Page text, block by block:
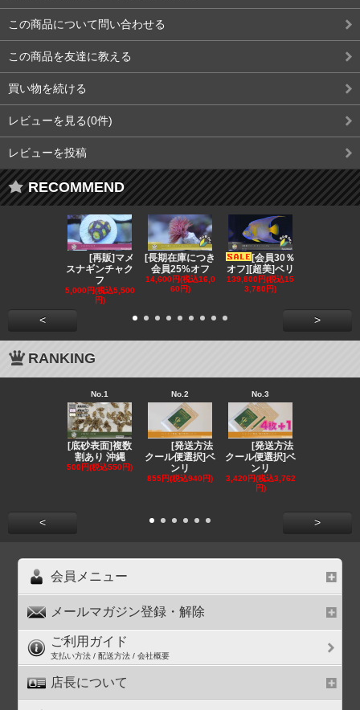
この商品について問い合わせる
この商品を友達に教える
買い物を続ける
レビューを見る(0件)
レビューを投稿
RECOMMEND
[再販]マメ
スナギンチャク
フ
5,000円(税込5,500
円)
[長期在庫につき
会員25%オフ
14,600円(税込16,0
60円)
[会員30％
オフ][超美]ベリ
139,800円(税込15
3,780円)
< >
RANKING
No.1
[底砂表面]複数
割あり 沖縄
500円(税込550円)
No.2
[発送方法
クール便選択]ベ
ンリ
855円(税込940円)
No.3
[発送方法
クール便選択]ベ
ンリ
3,420円(税込3,762
円)
< >
会員メニュー
メールマガジン登録・解除
ご利用ガイド
支払い方法 / 配送方法 / 会社概要
店長について